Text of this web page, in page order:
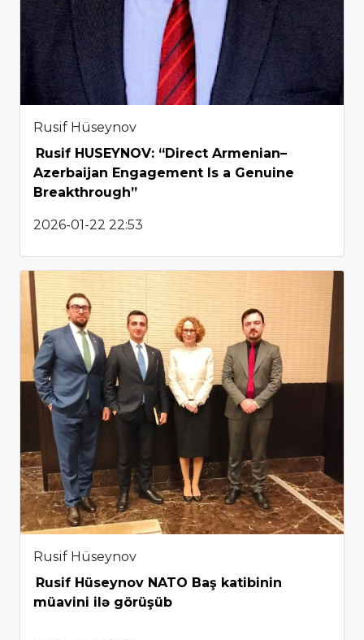
Rusif Hüseynov
Rusif HUSEYNOV: “Direct Armenian–
Azerbaijan Engagement Is a Genuine
Breakthrough”
2026-01-22 22:53
Rusif Hüseynov
Rusif Hüseynov NATO Baş katibinin
müavini ilə görüşüb